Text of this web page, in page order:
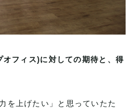
フィス)に対しての期待と、得
を上げたい」と思っていたた